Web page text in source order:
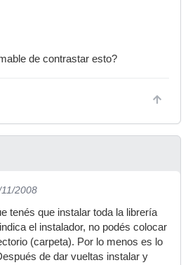
de contrastar esto?
2008
tenés que instalar toda la librería
el instalador, no podés colocar
(carpeta). Por lo menos es lo
de dar vueltas instalar y